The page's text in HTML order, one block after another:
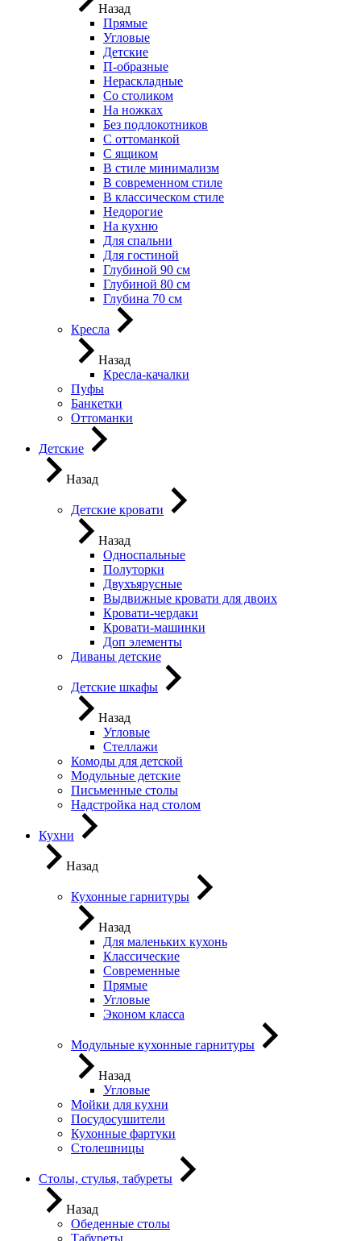
Назад
Прямые
Угловые
Детские
П-образные
Нераскладные
Со столиком
На ножках
Без подлокотников
С оттоманкой
С ящиком
В стиле минимализм
В современном стиле
В классическом стиле
Недорогие
На кухню
Для спальни
Для гостиной
Глубиной 90 см
Глубиной 80 см
Глубина 70 см
Кресла
Назад
Кресла-качалки
Пуфы
Банкетки
Оттоманки
Детские
Назад
Детские кровати
Назад
Односпальные
Полуторки
Двухъярусные
Выдвижные кровати для двоих
Кровати-чердаки
Кровати-машинки
Доп элементы
Диваны детские
Детские шкафы
Назад
Угловые
Стеллажи
Комоды для детской
Модульные детские
Письменные столы
Надстройка над столом
Кухни
Назад
Кухонные гарнитуры
Назад
Для маленьких кухонь
Классические
Современные
Прямые
Угловые
Эконом класса
Модульные кухонные гарнитуры
Назад
Угловые
Мойки для кухни
Посудосушители
Кухонные фартуки
Столешницы
Столы, стулья, табуреты
Назад
Обеденные столы
Табуреты